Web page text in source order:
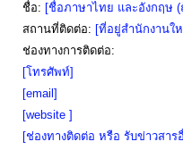
ชื่อ: [ชื่อภาษาไทย และอังกฤษ (
สถานที่ติดต่อ: [ที่อยู่สำนักงานใ
ช่องทางการติดต่อ:
[โทรศัพท์]
[email]
[website ]
[ช่องทางติดต่อ หรือ รับข่าวสาร